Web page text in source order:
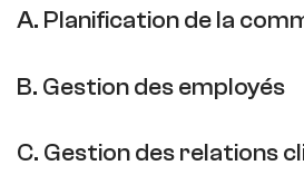
A. Planification de la
B. Gestion des employés
C. Gestion des relations